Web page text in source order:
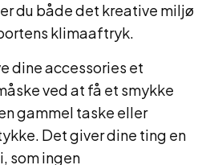
du både det kreative miljø
klimaaftryk.
dine accessories et
ved at få et smykke
gammel taske eller
Det giver dine ting en
som ingen